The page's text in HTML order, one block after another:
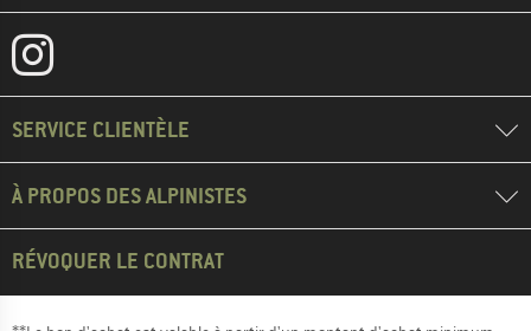
SERVICE CLIENTÈLE
À PROPOS DES ALPINISTES
RÉVOQUER LE CONTRAT